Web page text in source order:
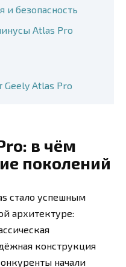
и безопасность
Atlas Pro
Geely Atlas Pro
в чём
поколений
стало успешным
архитектуре:
конструкция
начали